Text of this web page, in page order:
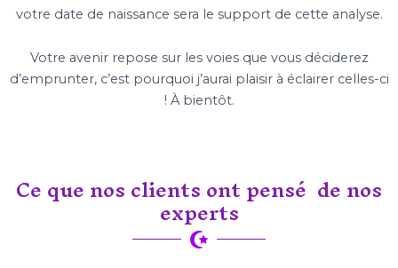
votre date de naissance sera le support de cette analyse.
Votre avenir repose sur les voies que vous déciderez
d’emprunter, c’est pourquoi j’aurai plaisir à éclairer celles-ci
! À bientôt.
Ce que nos clients ont pensé de nos
experts